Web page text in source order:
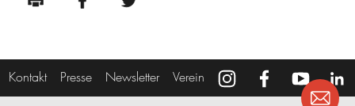
Kontakt Presse Newsletter Verein